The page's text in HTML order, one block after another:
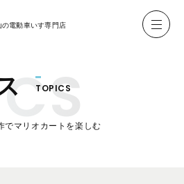
の電動車いす専門店
ネル Hineru
ッジ BRIDGE TR
TOPICS
でマリオカートを楽しむ